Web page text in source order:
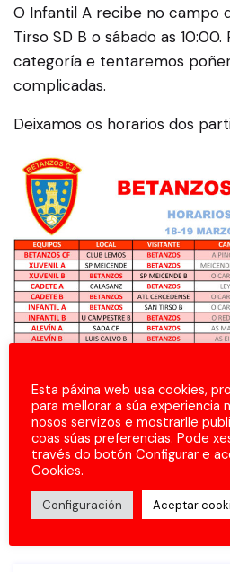
O Infantil A recibe no campo
Tirso SD B o sábado as
categoría e tentaremos
complicadas.
Deixamos os horarios dos
Esta páxina web usa cookies,
para mellorar a súa experiencia
nosos servizos e mostrarlle
coas súas preferencias. Pode
través do botón Configurar e
Cookies.
Configuración Aceptar